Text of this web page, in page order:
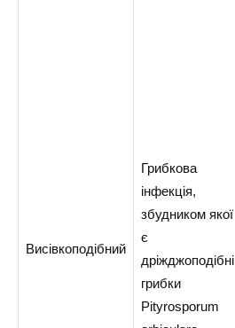
Висівкоподібний
Грибкова
інфекція,
збудником якої
є
дріжджоподібні
грибки
Pityrosporum